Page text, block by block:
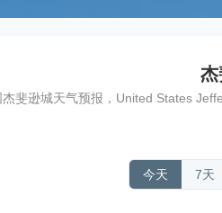
杰
斐逊城天气预报，United States
今天 7天